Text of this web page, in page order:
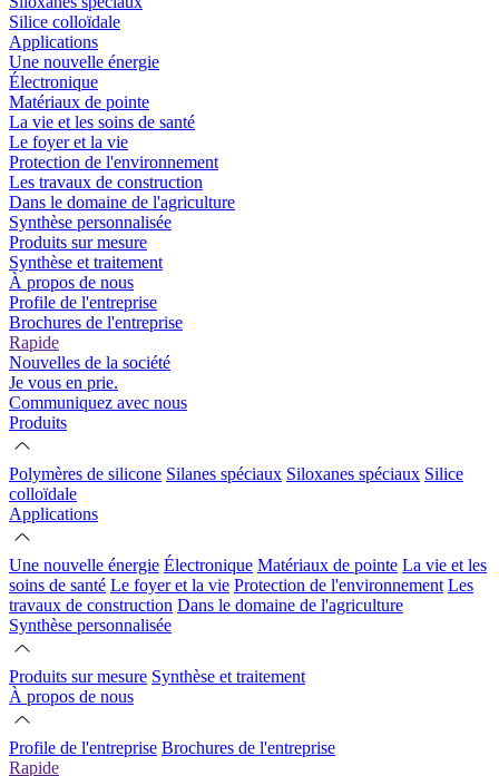
Silice colloïdale
Applications
Une nouvelle énergie
Électronique
Matériaux de pointe
La vie et les soins de santé
Le foyer et la vie
Protection de l'environnement
Les travaux de construction
Dans le domaine de l'agriculture
Synthèse personnalisée
Produits sur mesure
Synthèse et traitement
À propos de nous
Profile de l'entreprise
Brochures de l'entreprise
Rapide
Nouvelles de la société
Je vous en prie.
Communiquez avec nous
Produits
Polymères de silicone Silanes spéciaux Siloxanes spéciaux Silice
colloïdale
Applications
Une nouvelle énergie Électronique Matériaux de pointe La vie et les
soins de santé Le foyer et la vie Protection de l'environnement Les
travaux de construction Dans le domaine de l'agriculture
Synthèse personnalisée
Produits sur mesure Synthèse et traitement
À propos de nous
Profile de l'entreprise Brochures de l'entreprise
Rapide